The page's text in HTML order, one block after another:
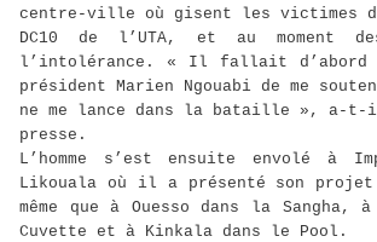
centre-ville où gisent les victimes
DC10 de l’UTA, et au moment
l’intolérance. « Il fallait d’abord
président Marien Ngouabi de me
ne me lance dans la bataille »,
presse.
L’homme s’est ensuite envolé à
Likouala où il a présenté son
même que à Ouesso dans la Sangha,
Cuvette et à Kinkala dans le Pool.